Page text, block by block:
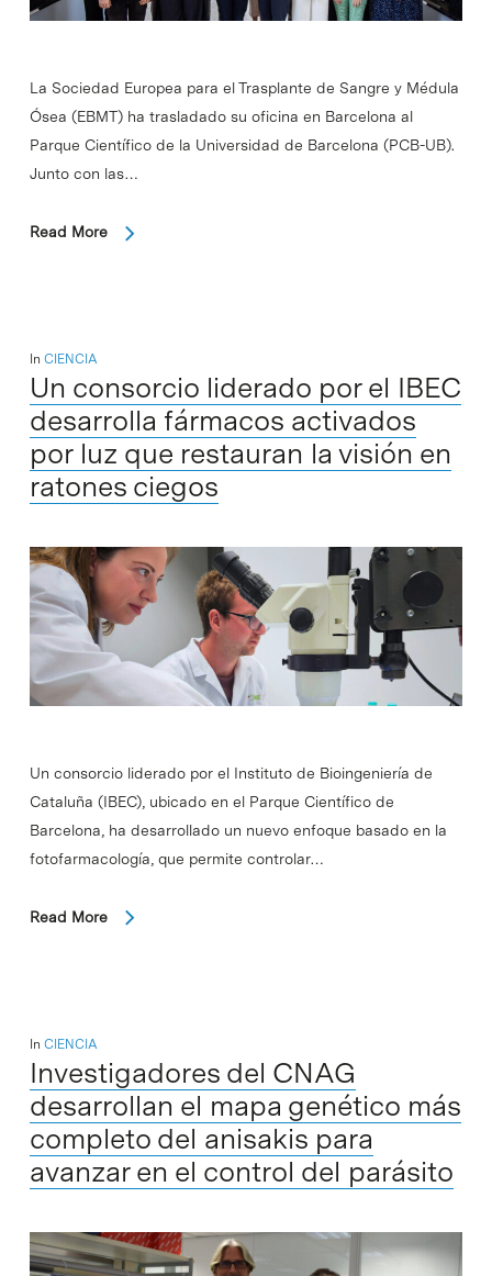
La Sociedad Europea para el Trasplante de Sangre y Médula
Ósea (EBMT) ha trasladado su oficina en Barcelona al
Parque Científico de la Universidad de Barcelona (PCB-UB).
Junto con las…
Read More
In CIENCIA
Un consorcio liderado por el IBEC
desarrolla fármacos activados
por luz que restauran la visión en
ratones ciegos
Un consorcio liderado por el Instituto de Bioingeniería de
Cataluña (IBEC), ubicado en el Parque Científico de
Barcelona, ha desarrollado un nuevo enfoque basado en la
fotofarmacología, que permite controlar…
Read More
In CIENCIA
Investigadores del CNAG
desarrollan el mapa genético más
completo del anisakis para
avanzar en el control del parásito